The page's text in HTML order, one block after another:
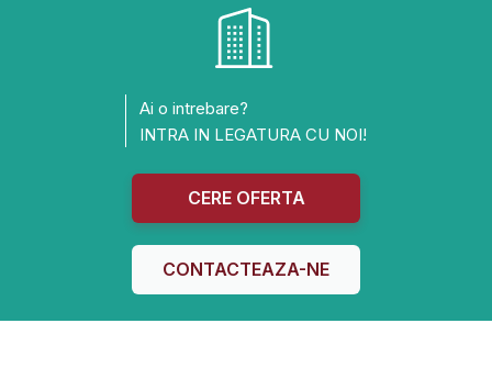
Ai o intrebare?
INTRA IN LEGATURA CU NOI!
CERE OFERTA
CONTACTEAZA-NE